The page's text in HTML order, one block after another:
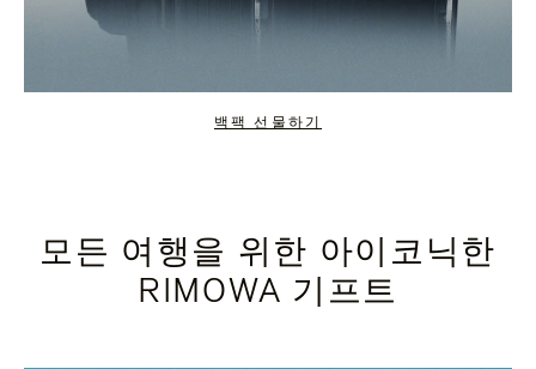
백팩 선물하기
모든 여행을 위한 아이코닉한
RIMOWA 기프트